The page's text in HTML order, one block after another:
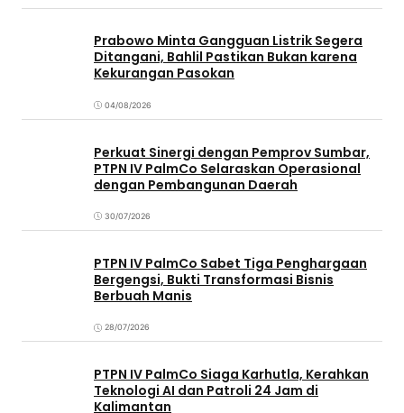
Prabowo Minta Gangguan Listrik Segera
Ditangani, Bahlil Pastikan Bukan karena
Kekurangan Pasokan
04/08/2026
Perkuat Sinergi dengan Pemprov Sumbar,
PTPN IV PalmCo Selaraskan Operasional
dengan Pembangunan Daerah
30/07/2026
PTPN IV PalmCo Sabet Tiga Penghargaan
Bergengsi, Bukti Transformasi Bisnis
Berbuah Manis
28/07/2026
PTPN IV PalmCo Siaga Karhutla, Kerahkan
Teknologi AI dan Patroli 24 Jam di
Kalimantan